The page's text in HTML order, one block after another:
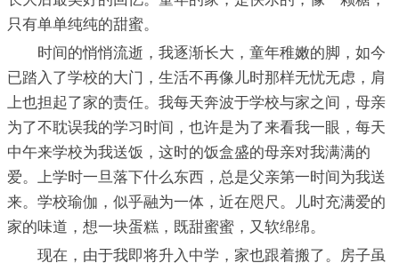
只有单单纯纯的甜蜜。
时间的悄悄流逝，我逐渐长大，童年稚嫩的脚，如今
已踏入了学校的大门，生活不再像儿时那样无忧无虑，肩
上也担起了家的责任。我每天奔波于学校与家之间，母亲
为了不耽误我的学习时间，也许是为了来看我一眼，每天
中午来学校为我送饭，这时的饭盒盛的母亲对我满满的
爱。上学时一旦落下什么东西，总是父亲第一时间为我送
来。学校瑜伽，似乎融为一体，近在咫尺。儿时充满爱的
家的味道，想一块蛋糕，既甜蜜蜜，又软绵绵。
现在，由于我即将升入中学，家也跟着搬了。房子虽